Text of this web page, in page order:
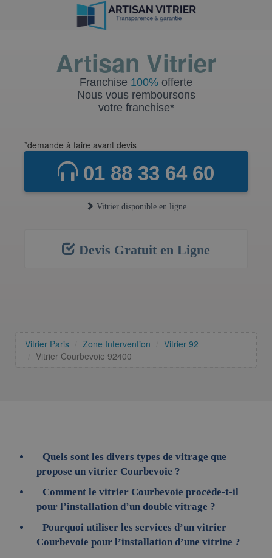
Artisan Vitrier
Franchise 100% offerte
Nous vous remboursons
votre franchise*
*demande à faire avant devis
01 88 33 64 60
Vitrier disponible en ligne
Devis Gratuit en Ligne
Vitrier Paris Zone Intervention
Vitrier 92
Vitrier Courbevoie 92400
Quels sont les divers types de vitrage que
propose un vitrier Courbevoie ?
Comment le vitrier Courbevoie procède-t-il
pour l’installation d’un double vitrage ?
Pourquoi utiliser les services d’un vitrier
Courbevoie pour l’installation d’une vitrine ?